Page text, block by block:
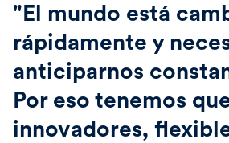
"El mundo está
rápidamente y
anticiparnos
Por eso tenemos
innovadores,